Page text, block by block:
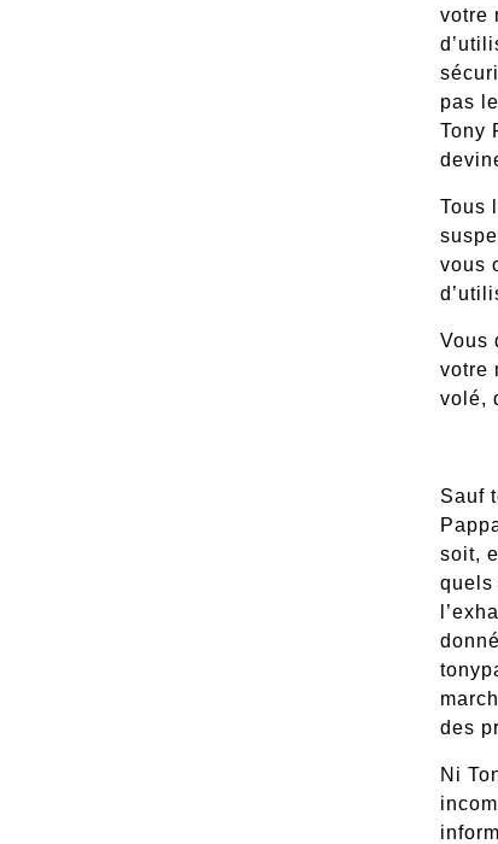
votre
pas
Tony
Tous
vous
Vous
votre
volé,
Sauf
soit,
quels
des
Ni